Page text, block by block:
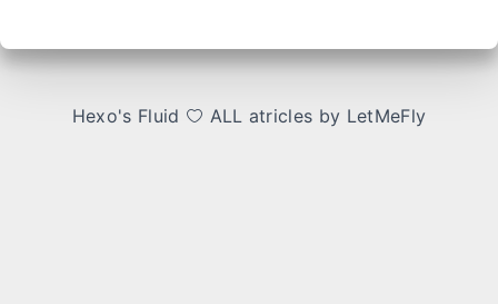
Hexo's Fluid ALL atricles by LetMeFly